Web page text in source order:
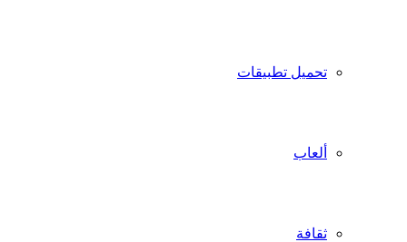
تحميل تطبيقات
ألعاب
ثقافة